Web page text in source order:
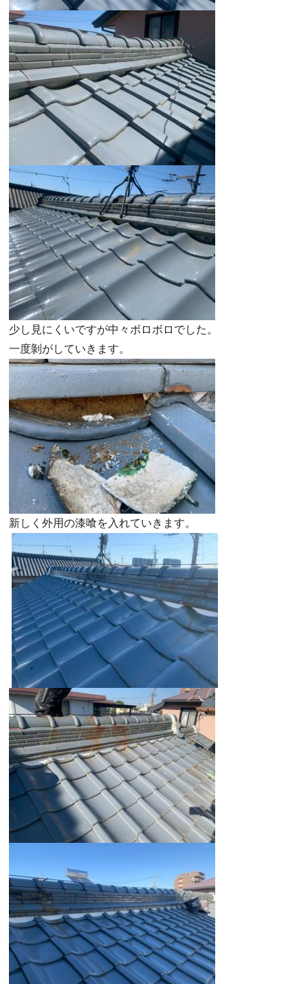
少し見にくいですが中々ボロボロでした。
一度剝がしていきます。
新しく外用の漆喰を入れていきます。